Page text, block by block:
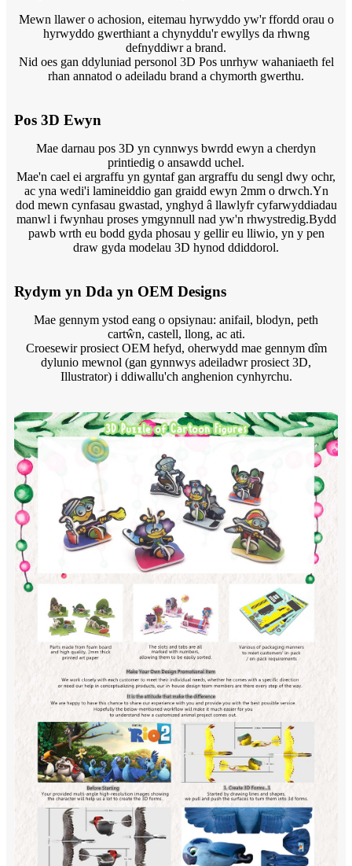
Mewn llawer o achosion, eitemau hyrwyddo yw'r ffordd orau o
hyrwyddo gwerthiant a chynyddu'r ewyllys da rhwng
defnyddiwr a brand.
Nid oes gan ddyluniad personol 3D Pos unrhyw wahaniaeth fel
rhan annatod o adeiladu brand a chymorth gwerthu.
Pos 3D Ewyn
Mae darnau pos 3D yn cynnwys bwrdd ewyn a cherdyn
printiedig o ansawdd uchel.
Mae'n cael ei argraffu yn gyntaf gan argraffu du sengl dwy ochr,
ac yna wedi'i lamineiddio gan graidd ewyn 2mm o drwch.Yn
dod mewn cynfasau gwastad, ynghyd â llawlyfr cyfarwyddiadau
manwl i fwynhau proses ymgynnull nad yw'n rhwystredig.Bydd
pawb wrth eu bodd gyda phosau y gellir eu lliwio, yn y pen
draw gyda modelau 3D hynod ddiddorol.
Rydym yn Dda yn OEM Designs
Mae gennym ystod eang o opsiynau: anifail, blodyn, peth
cartŵn, castell, llong, ac ati.
Croesewir prosiect OEM hefyd, oherwydd mae gennym dîm
dylunio mewnol (gan gynnwys adeiladwr prosiect 3D,
Illustrator) i ddiwallu'ch anghenion cynhyrchu.